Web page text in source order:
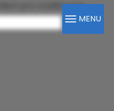
MENU